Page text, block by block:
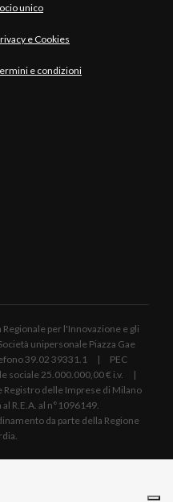
unico
e Cookies
e condizioni
per l'Innovazione e gli
unipersonale Piazza Gae
39.02 39331.1 | PEC
sociale 25.000.000,00 € i.v. |
Registro delle Imprese di Milano
al n°1096149.
da parte della Regione